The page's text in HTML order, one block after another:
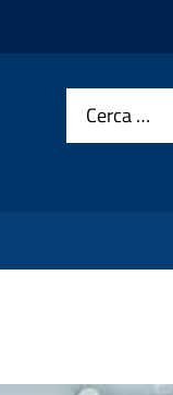
Cerca …